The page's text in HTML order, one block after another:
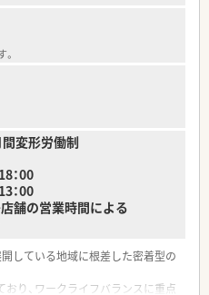
変形労働制
：00
00
舗の営業時間による
している地域に根差した密着型の
り、ワークライフバランスに重点